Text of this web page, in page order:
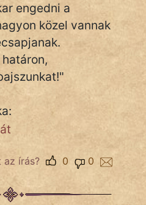
engedni a
közel vannak
az írás? 0
0